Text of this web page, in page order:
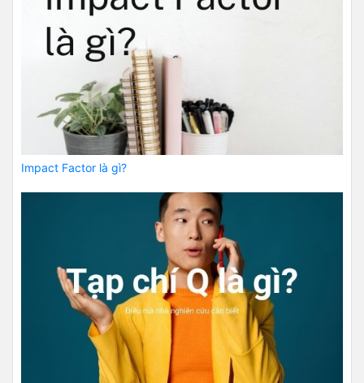
Impact Factor là gì?